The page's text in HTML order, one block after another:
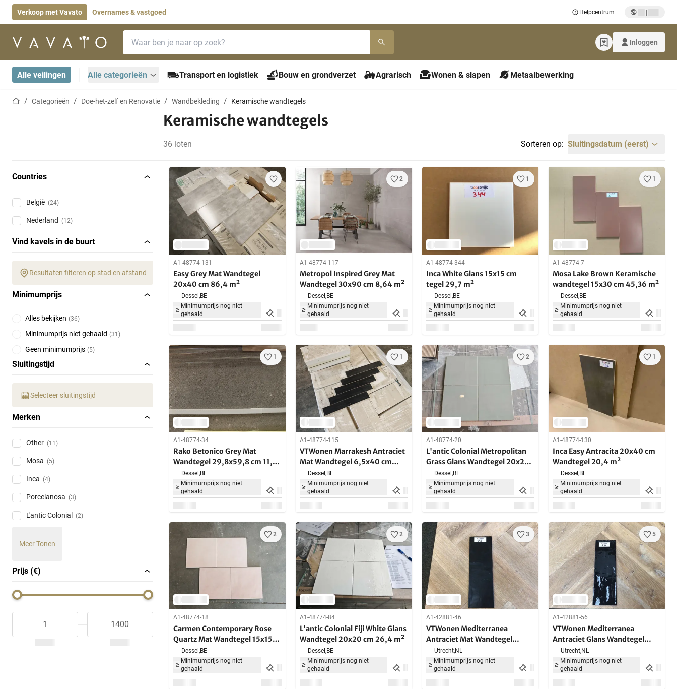
Verkoop met Vavato Overnames & vastgoed Helpcentrum |
Startpagina Inloggen
Alle veilingen Alle categorieën Transport en logistiek Bouw en grondverzet Agrarisch Wonen & slapen Metaalbewerking
StartpaginaCategorieën Doe-het-zelf en Renovatie Wandbekleding Keramische wandtegels
Keramische wandtegels
36 loten Sorteren op: Sluitingsdatum (eerst)
Countries
België (24)
Nederland (12)
Vind kavels in de buurt
Resultaten filteren op stad en afstand
Minimumprijs
Alles bekijken (36)
Minimumprijs niet gehaald (31 )
Geen minimumprijs (5)
Sluitingstijd
Selecteer sluitingstijd
Merken
Other (11)
Mosa (5)
Inca (4)
Porcelanosa (3)
L'antic Colonial (2)
Meer Tonen
Prijs (€)
A1-48774-131
Easy Grey Mat Wandtegel
20x40 cm 86,4 m²
Dessel,BE
Minimumprijs nog niet
gehaald
2
A1-48774-117
Metropol Inspired Grey Mat
Wandtegel 30x90 cm 8,64 m²
Dessel,BE
Minimumprijs nog niet
gehaald
1
A1-48774-344
Inca White Glans 15x15 cm
tegel 29,7 m²
Dessel,BE
Minimumprijs nog niet
gehaald
1
A1-48774-7
Mosa Lake Brown Keramische
wandtegel 15x30 cm 45,36 m²
Dessel,BE
Minimumprijs nog niet
gehaald
1
A1-48774-34
Rako Betonico Grey Mat
Wandtegel 29,8x59,8 cm 11,88
m²Dessel,BE
Minimumprijs nog niet
gehaald
1
A1-48774-115
VTWonen Marrakesh Antraciet
Mat Wandtegel 6,5x40 cm
11,13 m²
Dessel,BE
Minimumprijs nog niet
gehaald
2
A1-48774-20
L'antic Colonial Metropolitan
Grass Glans Wandtegel 20x20
cm 26,4 m²
Dessel,BE
Minimumprijs nog niet
gehaald
1
A1-48774-130
Inca Easy Antracita 20x40 cm
Wandtegel 20,4 m²
Dessel,BE
Minimumprijs nog niet
gehaald
2
A1-48774-18
Carmen Contemporary Rose
Quartz Mat Wandtegel 15x15
cm 25,74 m²
Dessel,BE
Minimumprijs nog niet
gehaald
2
A1-48774-84
L'antic Colonial Fiji White Glans
Wandtegel 20x20 cm 26,4 m²
Dessel,BE
Minimumprijs nog niet
gehaald
3
A1-42881-46
VTWonen Mediterranea
Antraciet Mat Wandtegel
13,2x40 cm 30 m²
Utrecht,NL
Minimumprijs nog niet
gehaald
5
A1-42881-56
VTWonen Mediterranea
Antraciet Glans Wandtegel
13,2x40 cm 30 m²
Utrecht,NL
Minimumprijs nog niet
gehaald